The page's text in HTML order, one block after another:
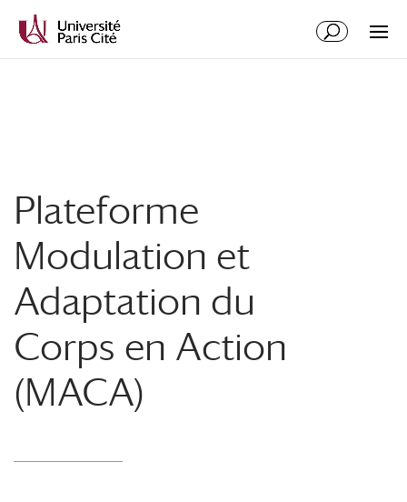
contenu
Plateforme
Modulation et
Adaptation du
Corps en Action
(MACA)